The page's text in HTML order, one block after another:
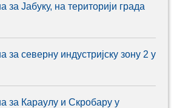
за Јабуку, на територији града
за северну индустријску зону 2 у
за Караулу и Скробару у